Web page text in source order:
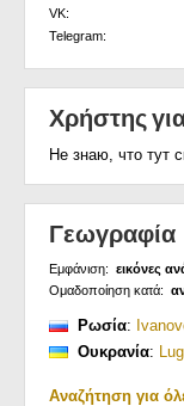
VK:
Telegram:
Χρήστης
Не знаю, что тут
Γεωγραφία
Εμφάνιση: εικόνες
Ομαδοποίηση κατά:
Ρωσία:
Ουκρανία:
Αναζήτηση για